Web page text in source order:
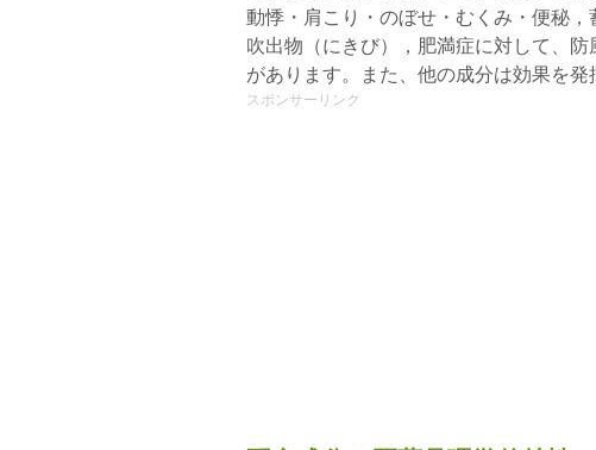
動悸・肩こり・のぼせ・むくみ・便秘，
吹出物（にきび），肥満症に対して、
があります。また、他の成分は効果を発
スポンサーリンク